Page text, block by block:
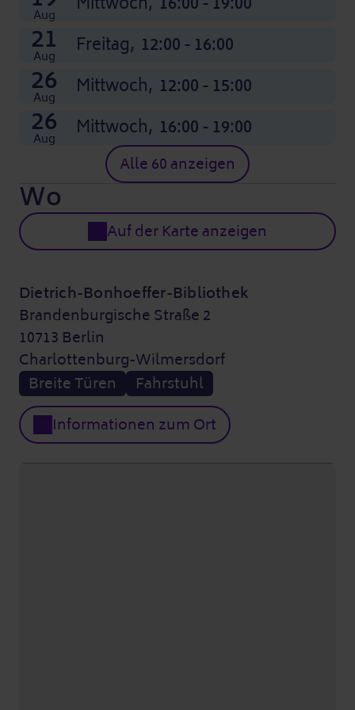
Aug
21
Aug Freitag, 12:00 - 16:00
26
Aug Mittwoch, 12:00 - 15:00
26
Aug Mittwoch, 16:00 - 19:00
Alle 60 anzeigen
Wo
Auf der Karte anzeigen
Dietrich-Bonhoeffer-Bibliothek
Brandenburgische Straße 2
10713 Berlin
Charlottenburg-Wilmersdorf
Breite Türen
Fahrstuhl
Informationen zum Ort